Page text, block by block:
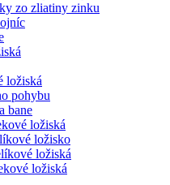
zo zliatiny zinku
ložiská
pohybu
bane
ložiská
ložisko
ložiská
ložiská